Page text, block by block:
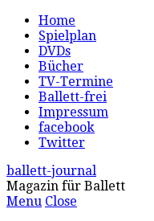
Home
Spielplan
DVDs
Bücher
TV-Termine
Ballett-frei
Impressum
facebook
Twitter
ballett-journal
Magazin für Ballett
Menu Close